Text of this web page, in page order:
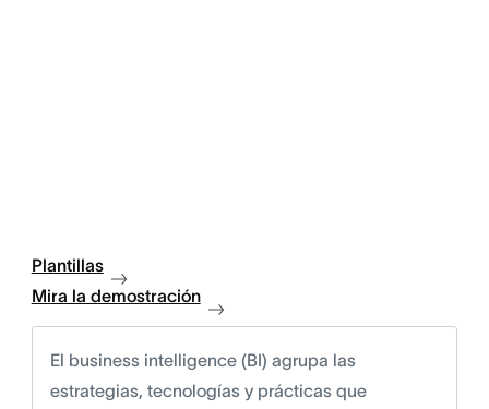
Plantillas
Mira la demostración
El business intelligence (BI) agrupa las
estrategias, tecnologías y prácticas que